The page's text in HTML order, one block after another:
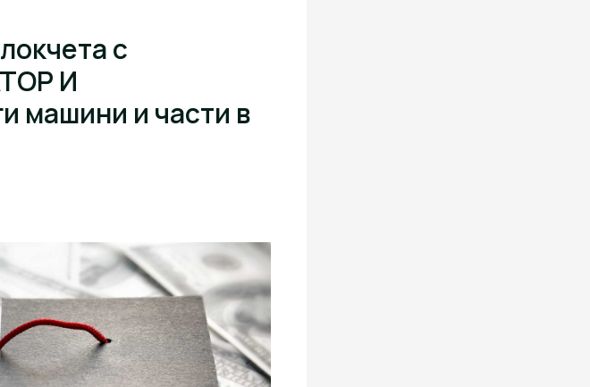
с
И
машини и части в